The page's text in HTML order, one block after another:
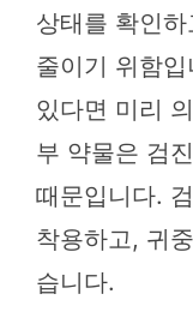
상태를 확인
줄이기 위함
있다면 미리
부 약물은 검
때문입니다.
착용하고, 귀
습니다.